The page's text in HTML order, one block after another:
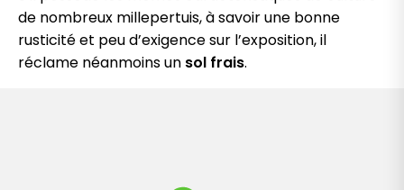
de nombreux millepertuis, à savoir une bonne
rusticité et peu d’exigence sur l’exposition, il
réclame néanmoins un sol frais.